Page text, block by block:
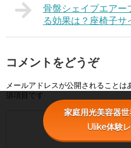
骨盤シェイプエアー
る効果は？座椅子サ
コメントをどうぞ
メールアドレスが公開されることは
須項目です
家庭用光美容器
Ulike体験